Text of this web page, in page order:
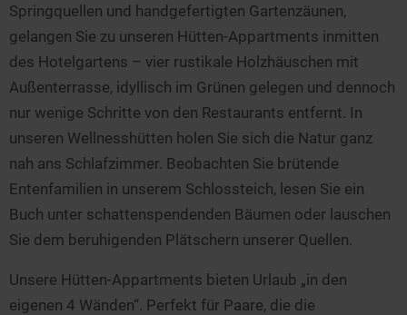
Springquellen und handgefertigten Gartenzäunen,
gelangen Sie zu unseren Hütten-Appartments inmitten
des Hotelgartens – vier rustikale Holzhäuschen mit
Außenterrasse, idyllisch im Grünen gelegen und dennoch
nur wenige Schritte von den Restaurants entfernt. In
unseren Wellnesshütten holen Sie sich die Natur ganz
nah ans Schlafzimmer. Beobachten Sie brütende
Entenfamilien in unserem Schlossteich, lesen Sie ein
Buch unter schattenspendenden Bäumen oder lauschen
Sie dem beruhigenden Plätschern unserer Quellen.
Unsere Hütten-Appartments bieten Urlaub „in den
eigenen 4 Wänden“. Perfekt für Paare, die die